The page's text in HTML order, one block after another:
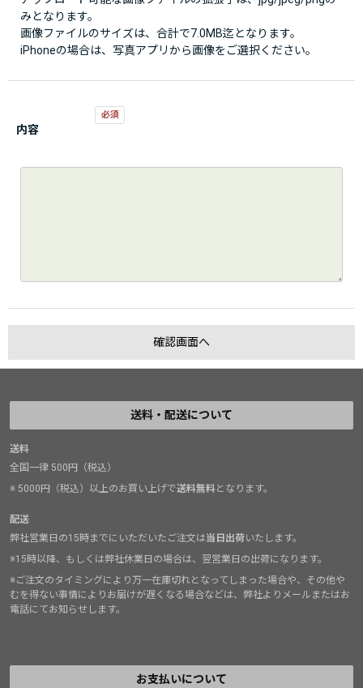
みとなります。
画像ファイルのサイズは、合計で7.0MB迄となります。
iPhoneの場合は、写真アプリから画像をご選択ください。
内容
送料・配送について
送料
全国一律 500円（税込）
※ 5000円（税込）以上のお買い上げで送料無料となります。
配送
弊社営業日の15時までにいただいたご注文は当日出荷いたします。
※15時以降、もしくは弊社休業日の場合は、翌営業日の出荷になります。
※ご注文のタイミングにより万一在庫切れとなってしまった場合や、その他や
むを得ない事情によりお届けが遅くなる場合などは、弊社よりメールまたはお
電話にてお知らせします。
お支払いについて